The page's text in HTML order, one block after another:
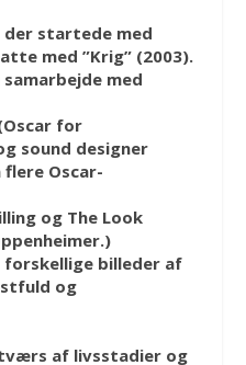
startede med
med ”Krig” (2003).
med
for
sound designer
flere Oscar-
og The Look
billeder af
og
af livsstadier og